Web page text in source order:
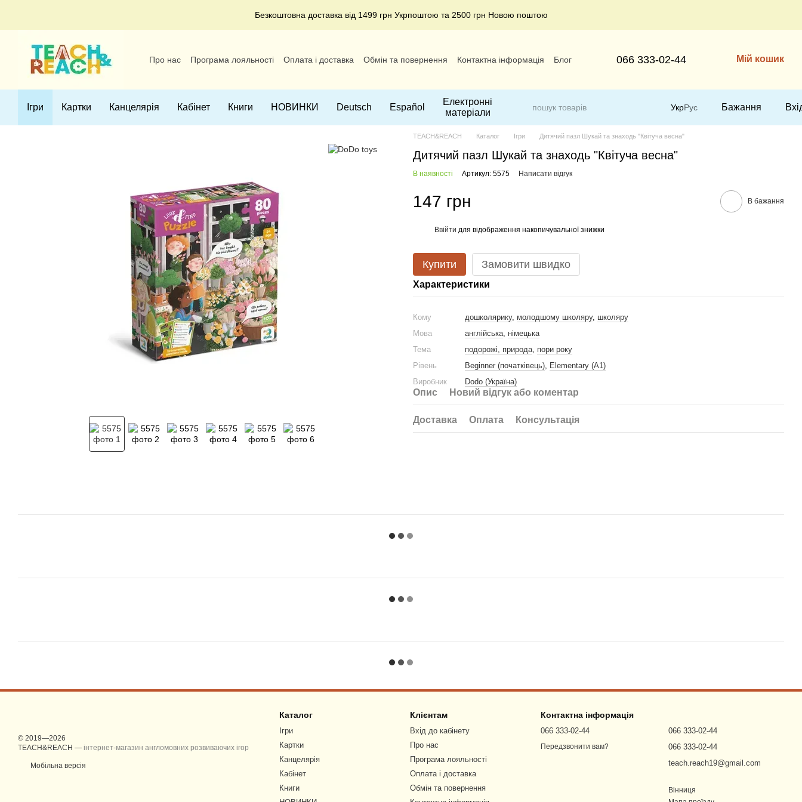
Безкоштовна доставка від 1499 грн Укрпоштою та 2500 грн Новою поштою
Про нас Програма лояльності Оплата і доставка Обмін та повернення Контактна інформація
Блог
066 333-02-44 Мій кошик
Ігри Картки Канцелярія Кабінет Книги НОВИНКИ Deutsch Español
Електронні
матеріали
УкрРус Бажання
TEACH&REACH Каталог Ігри Дитячий пазл Шукай та знаходь "Квітуча весна"
Дитячий пазл Шукай та знаходь "Квітуча весна"
В наявності Артикул: 5575 Написати відгук
147 грн В бажання
Ввійти для відображення накопичувальної знижки
Купити Замовити швидко
Характеристики
Кому дошколярику, молодшому школяру, школяру
Мова
англійська, німецька
Тема
подорожі, природа, пори року
Рівень
Beginner (початківець), Elementary (A1)
Виробник
Dodo (Україна)
Опис Новий відгук або коментар
Доставка Оплата Консультація
© 2019—2026
TEACH&REACH — інтернет-магазин англомовних розвиваючих ігор
Мобільна версія
Каталог
Ігри
Картки
Канцелярія
Кабінет
Книги
Клієнтам
Вхід до кабінету
Про нас
Програма лояльності
Оплата і доставка
Обмін та повернення
Контактна інформація
066 333-02-44
Передзвонити вам?
066 333-02-44
066 333-02-44
teach.reach19@gmail.com
Вінниця